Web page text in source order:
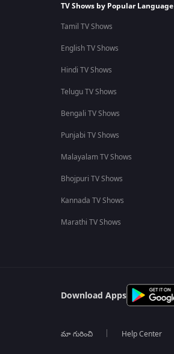
TV Shows by Popular Language
Tamil TV Shows
English TV Shows
Hindi TV Shows
Telugu TV Shows
Bengali TV Shows
Punjabi TV Shows
Malayalam TV Shows
Bhojpuri TV Shows
Kannada TV Shows
Marathi TV Shows
Download Apps
మా గురించి Help Center